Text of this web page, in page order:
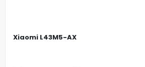
Xiaomi L43M5-AX